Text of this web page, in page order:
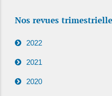
Nos revues
2022
2021
2020